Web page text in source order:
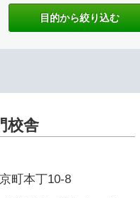
校舎
町本丁10-8